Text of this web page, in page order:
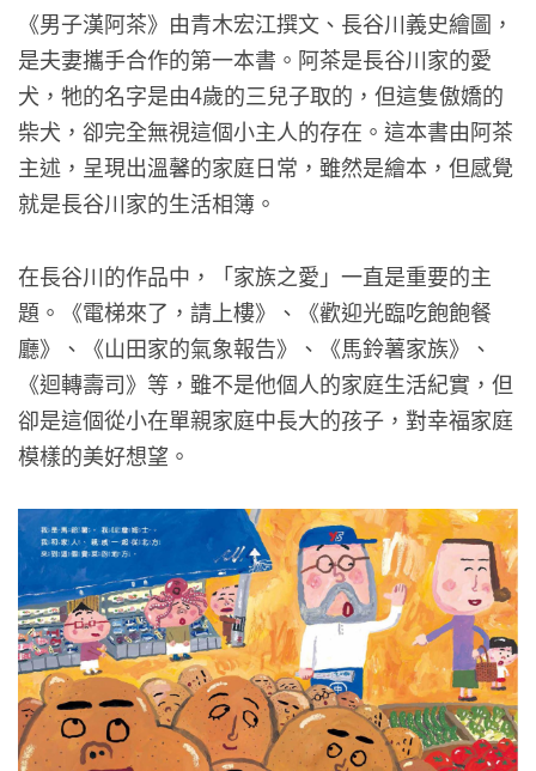
《男子漢阿茶》由青木宏江撰文、長谷川義史繪圖，
是夫妻攜手合作的第一本書。阿茶是長谷川家的愛
犬，牠的名字是由4歲的三兒子取的，但這隻傲嬌的
柴犬，卻完全無視這個小主人的存在。這本書由阿茶
主述，呈現出溫馨的家庭日常，雖然是繪本，但感覺
就是長谷川家的生活相簿。
在長谷川的作品中，「家族之愛」一直是重要的主
題。《電梯來了，請上樓》、《歡迎光臨吃飽飽餐
廳》、《山田家的氣象報告》、《馬鈴薯家族》、
《迴轉壽司》等，雖不是他個人的家庭生活紀實，但
卻是這個從小在單親家庭中長大的孩子，對幸福家庭
模樣的美好想望。